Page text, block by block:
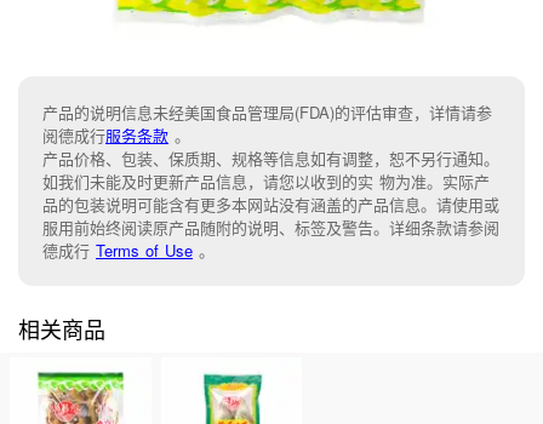
产品的说明信息未经美国食品管理局(FDA)的评估审查，详情请参
阅德成行服务条款 。
产品价格、包装、保质期、规格等信息如有调整，恕不另行通知。
如我们未能及时更新产品信息，请您以收到的实 物为准。实际产
品的包装说明可能含有更多本网站没有涵盖的产品信息。请使用或
服用前始终阅读原产品随附的说明、标签及警告。详细条款请参阅
德成行 Terms of Use 。
相关商品